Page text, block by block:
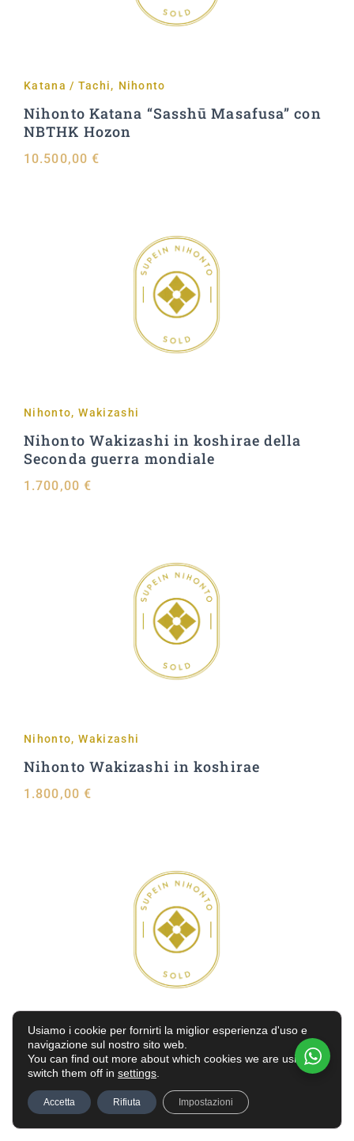
Katana / Tachi, Nihonto
Nihonto Katana “Sasshū Masafusa” con
NBTHK Hozon
10.500,00 €
Aggiungi al carrello
Nihonto, Wakizashi
Nihonto Wakizashi in koshirae della
Seconda guerra mondiale
1.700,00 €
Aggiungi al carrello
Nihonto, Wakizashi
Nihonto Wakizashi in koshirae
1.800,00 €
Aggiungi al carrello
Katana / Tachi, Nihonto
Nihonto katana in Koshirae
2.700,00 €
Usiamo i cookie per fornirti la miglior esperienza d'uso e
navigazione sul nostro sito web.
You can find out more about which cookies we are using or
switch them off in settings
Accetta Rifiuta Impostazioni